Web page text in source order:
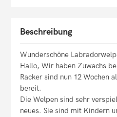
Beschreibung
Wunderschöne
Hallo, Wir haben Zuwachs
Racker sind nun 12 Wochen
bereit.
Die Welpen sind sehr
neues. Sie sind mit Kindern